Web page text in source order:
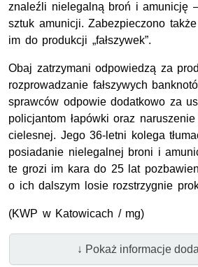
znaleźli nielegalną broń i amunicję
sztuk amunicji. Zabezpieczono także
im do produkcji „fałszywek”.
Obaj zatrzymani odpowiedzą za
rozprowadzanie fałszywych
sprawców odpowie dodatkowo za
policjantom łapówki oraz
cielesnej. Jego 36-letni kolega
posiadanie nielegalnej broni i
te grozi im kara do 25 lat
o ich dalszym losie rozstrzygnie
(KWP w Katowicach / mg)
↓ Pokaż informacje